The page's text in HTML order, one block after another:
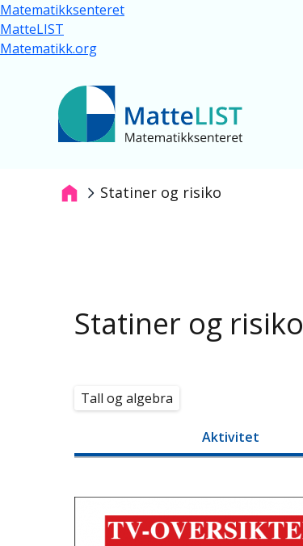
Hopp til hovedinnhold
Matematikksenteret
MatteLIST
Matematikk.org
Navigasjonssti
Statiner og risiko
Statiner og risiko
Tall og algebra
Aktivitet